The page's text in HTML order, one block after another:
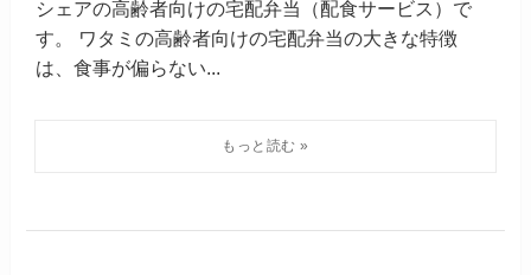
シェアの高齢者向けの宅配弁当（配食サービス）で
す。 ワタミの高齢者向けの宅配弁当の大きな特徴
は、食事が偏らない...